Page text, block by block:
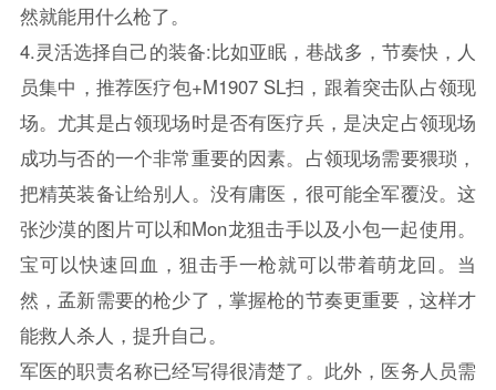
然就能用什么枪了。
4.灵活选择自己的装备:比如亚眠，巷战多，节奏快，人
员集中，推荐医疗包+M1907 SL扫，跟着突击队占领现
场。尤其是占领现场时是否有医疗兵，是决定占领现场
成功与否的一个非常重要的因素。占领现场需要猥琐，
把精英装备让给别人。没有庸医，很可能全军覆没。这
张沙漠的图片可以和Mon龙狙击手以及小包一起使用。
宝可以快速回血，狙击手一枪就可以带着萌龙回。当
然，孟新需要的枪少了，掌握枪的节奏更重要，这样才
能救人杀人，提升自己。
军医的职责名称已经写得很清楚了。此外，医务人员需